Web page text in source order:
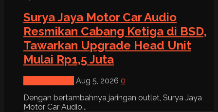
Surya Jaya Motor Car Audio
Resmikan Cabang Ketiga di BSD,
Tawarkan Upgrade Head Unit
Mulai Rp1,5 Juta
Aug 5, 2026 0
Dengan bertambahnya jaringan outlet, Surya Jaya
Motor Car Audio...